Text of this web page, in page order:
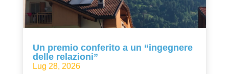
Un premio conferito a un “ingegnere
delle relazioni”
Lug 28, 2026